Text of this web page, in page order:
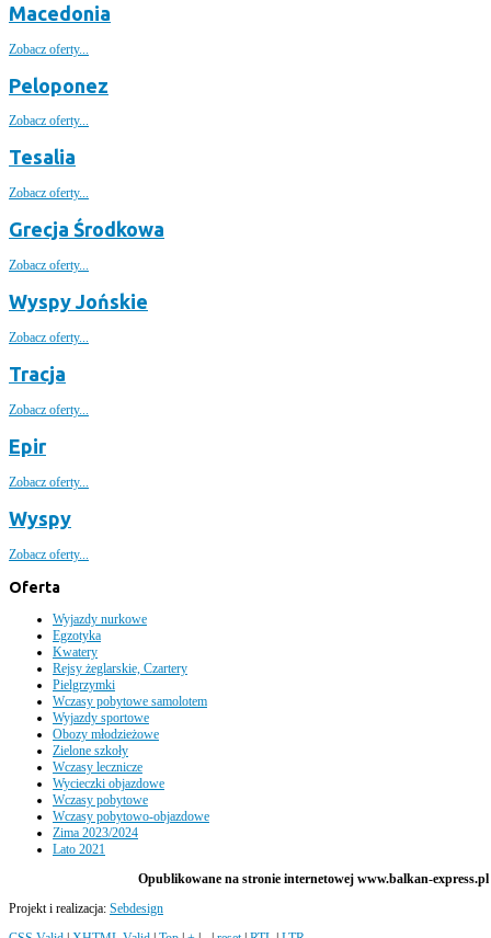
Macedonia
Zobacz oferty...
Peloponez
Zobacz oferty...
Tesalia
Zobacz oferty...
Grecja Środkowa
Zobacz oferty...
Wyspy Jońskie
Zobacz oferty...
Tracja
Zobacz oferty...
Epir
Zobacz oferty...
Wyspy
Zobacz oferty...
Oferta
Wyjazdy nurkowe
Egzotyka
Kwatery
Rejsy żeglarskie, Czartery
Pielgrzymki
Wczasy pobytowe samolotem
Wyjazdy sportowe
Obozy młodzieżowe
Zielone szkoły
Wczasy lecznicze
Wycieczki objazdowe
Wczasy pobytowe
Wczasy pobytowo-objazdowe
Zima 2023/2024
Lato 2021
Opublikowane na stronie internetowej www.balkan-
Projekt i realizacja: Sebdesign